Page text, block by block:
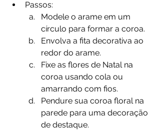
Passos:
Modele o arame em um
círculo para formar a coroa.
Envolva a fita decorativa ao
redor do arame.
Fixe as flores de Natal na
coroa usando cola ou
amarrando com fios.
Pendure sua coroa floral na
parede para uma decoração
de destaque.